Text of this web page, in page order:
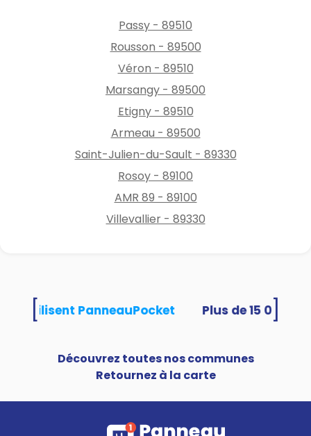
Passy - 89510
Rousson - 89500
Véron - 89510
Marsangy - 89500
Etigny - 89510
Armeau - 89500
Saint-Julien-du-Sault - 89330
Rosoy - 89100
AMR 89 - 89100
Villevallier - 89330
utilisent PanneauPocket
Découvrez toutes nos communes
Retournez à la carte